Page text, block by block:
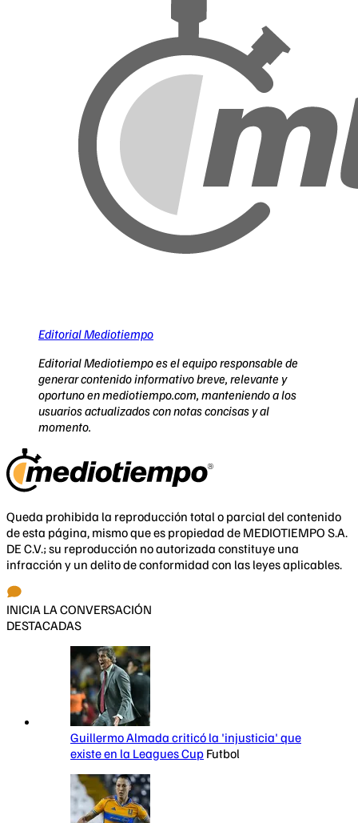
Editorial Mediotiempo
Editorial Mediotiempo es el equipo responsable de
generar contenido informativo breve, relevante y
oportuno en mediotiempo.com, manteniendo a los
usuarios actualizados con notas concisas y al
momento.
Queda prohibida la reproducción total o parcial del contenido
de esta página, mismo que es propiedad de MEDIOTIEMPO S.A.
DE C.V.; su reproducción no autorizada constituye una
infracción y un delito de conformidad con las leyes aplicables.
INICIA LA CONVERSACIÓN
DESTACADAS
Guillermo Almada criticó la 'injusticia' que
existe en la Leagues Cup Futbol